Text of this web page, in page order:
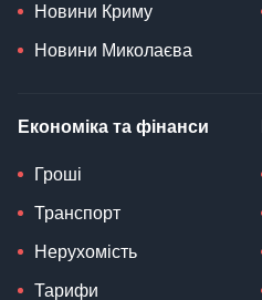
Новини Криму
Новини Миколаєва
Економіка та фінанси
Гроші
Транспорт
Нерухомість
Тарифи